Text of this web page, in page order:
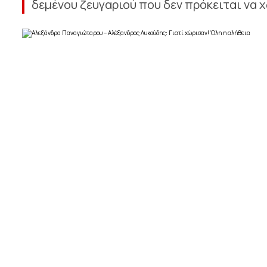
δεμένου ζευγαριού που δεν πρόκειται να